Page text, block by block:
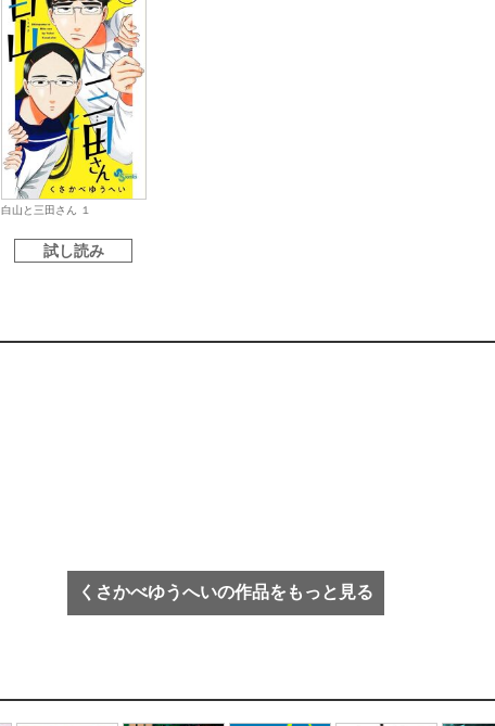
白山と三田さん １
試し読み
くさかべゆうへいの作品をもっと見る